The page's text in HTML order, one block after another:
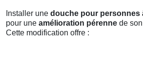
Installer une douche pour personnes
pour une amélioration pérenne de
Cette modification offre :